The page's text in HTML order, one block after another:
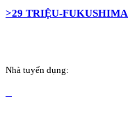
>29 TRIỆU-FUKUSHIMA
Nhà tuyển dụng: